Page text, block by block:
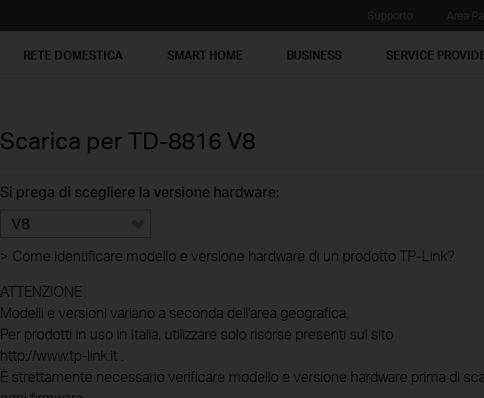
RETE DOMESTICA SMART HOME BUSINESS SERVICE
Scarica per TD-8816 V8
Si prega di scegliere la versione hardware:
V8
> Come identificare modello e versione hardware di un prodotto TP-Link?
ATTENZIONE
Modelli e versioni variano a seconda dell'area geografica.
Per prodotti in uso in Italia, utilizzare solo risorse presenti sul sito
http://www.tp-link.it .
È strettamente necessario verificare modello e versione hardware prima di